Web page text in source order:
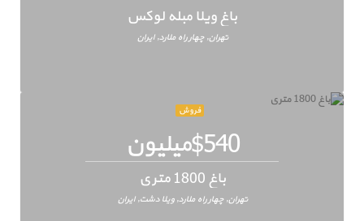
باغ ویلا مبله لوکس
تهران, چهار راه ملارد, ایران
$540میلیون
فروش
باغ 1800 متری
تهران, چهار راه ملارد, ویلا دشت, ایران